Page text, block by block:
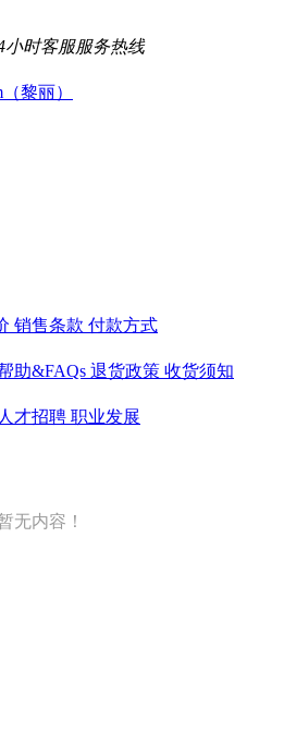
小时客服服务热线
黎丽）
销售条款 付款方式
助&FAQs 退货政策 收货须知
人才招聘 职业发展
无内容！